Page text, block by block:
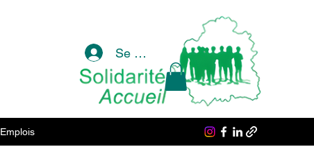
Se connecter
Emplois